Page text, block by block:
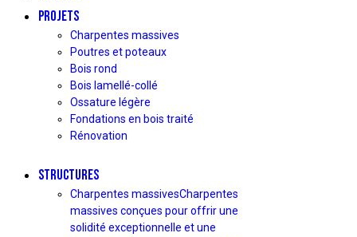
PROJETS
Charpentes massives
Poutres et poteaux
Bois rond
Bois lamellé-collé
Ossature légère
Fondations en bois traité
Rénovation
STRUCTURES
Charpentes massivesCharpentes
massives conçues pour offrir une
solidité exceptionnelle et une